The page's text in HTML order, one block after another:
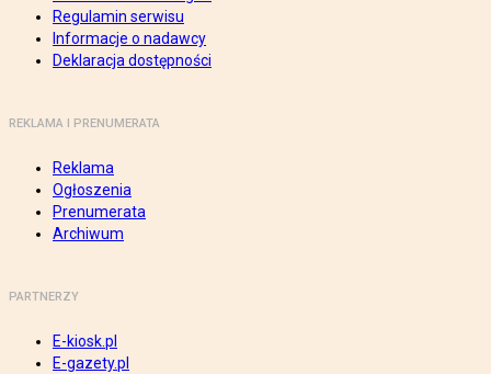
Regulamin serwisu
Informacje o nadawcy
Deklaracja dostępności
REKLAMA I PRENUMERATA
Reklama
Ogłoszenia
Prenumerata
Archiwum
PARTNERZY
E-kiosk.pl
E-gazety.pl